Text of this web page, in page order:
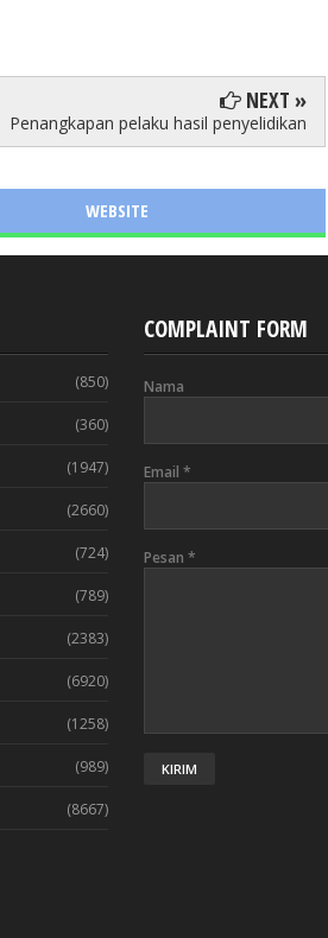
NEXT »
Penangkapan pelaku hasil penyelidikan
WEBSITE
(850)
(360)
(1947)
(2660)
(724)
(789)
(2383)
(6920)
(1258)
(989)
(8667)
COMPLAINT FORM
Nama
Email *
Pesan *